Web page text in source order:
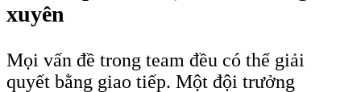
xuyên
Mọi vấn đề trong team đều có thể giải
quyết bằng giao tiếp. Một đội trưởng